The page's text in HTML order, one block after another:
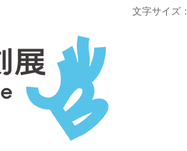
文字サイズ：